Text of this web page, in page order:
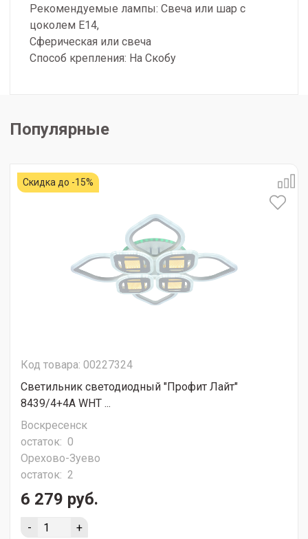
Рекомендуемые лампы: Свеча или шар с
цоколем Е14,
Сферическая или свеча
Способ крепления: На Скобу
Популярные
Скидка до -15%
Код товара: 00227324
Светильник светодиодный "Профит Лайт"
8439/4+4A WHT ...
Воскресенск
остаток: 0
Орехово-Зуево
остаток: 2
6 279 руб.
- +